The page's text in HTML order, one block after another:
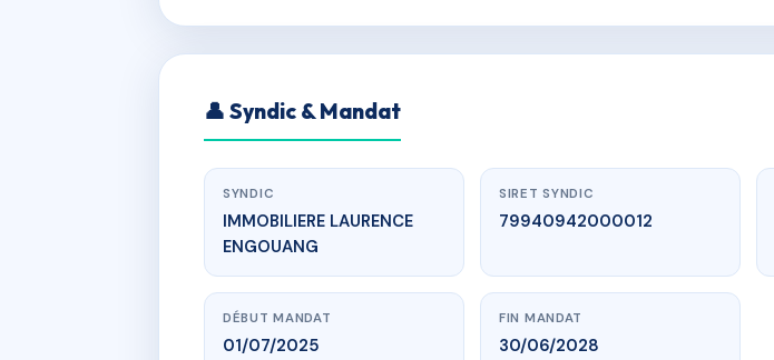
👤 Syndic & Mandat
SYNDIC
IMMOBILIERE LAURENCE
ENGOUANG
SIRET SYNDIC
79940942000012
DÉBUT MANDAT
01/07/2025
FIN MANDAT
30/06/2028